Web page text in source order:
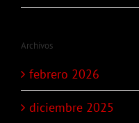
Archivos
febrero 2026
diciembre 2025